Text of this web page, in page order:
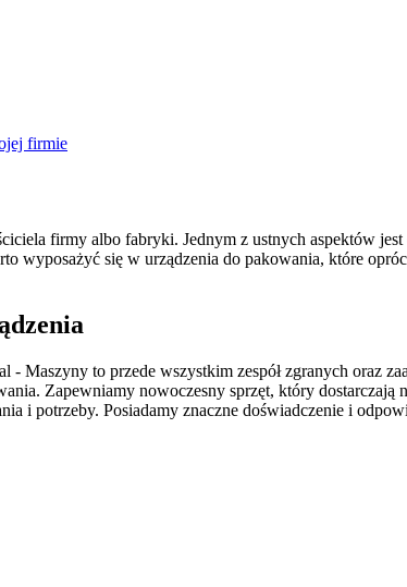
firmie
firmy albo fabryki. Jednym z ustnych aspektów
wyposażyć się w urządzenia do pakowania, które
Maszyny to przede wszystkim zespół zgranych oraz
Zapewniamy nowoczesny sprzęt, który
i potrzeby. Posiadamy znaczne doświadczenie i